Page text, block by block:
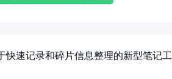
快速记录和碎片信息整理的新型笔记